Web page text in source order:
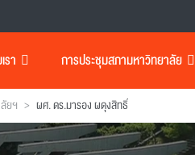
รา การประชุมสภามหาวิทยาลัย
ยฯ > ผศ. ดร.มารอง ผดุงสิทธิ์